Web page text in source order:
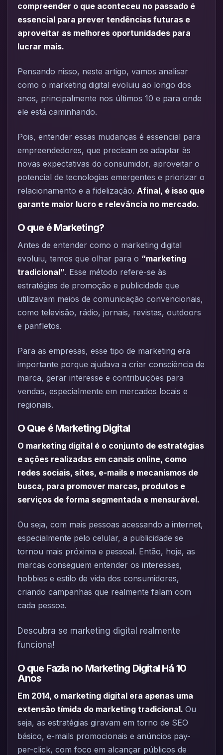
compreender o que aconteceu no passado é
essencial para prever tendências futuras e
aproveitar as melhores oportunidades para
lucrar mais.
Pensando nisso, neste artigo, vamos analisar
como o marketing digital evoluiu ao longo dos
anos, principalmente nos últimos 10 e para onde
ele está caminhando.
Pois, entender essas mudanças é essencial para
empreendedores, que precisam se adaptar às
novas expectativas do consumidor, aproveitar o
potencial de tecnologias emergentes e priorizar o
relacionamento e a fidelização. Afinal, é isso que
garante maior lucro e relevância no mercado.
O que é Marketing?
Antes de entender como o marketing digital
evoluiu, temos que olhar para o “marketing
tradicional”. Esse método refere-se às
estratégias de promoção e publicidade que
utilizavam meios de comunicação convencionais,
como televisão, rádio, jornais, revistas, outdoors
e panfletos.
Para as empresas, esse tipo de marketing era
importante porque ajudava a criar consciência de
marca, gerar interesse e contribuições para
vendas, especialmente em mercados locais e
regionais.
O Que é Marketing Digital
O marketing digital é o conjunto de estratégias
e ações realizadas em canais online, como
redes sociais, sites, e-mails e mecanismos de
busca, para promover marcas, produtos e
serviços de forma segmentada e mensurável.
Ou seja, com mais pessoas acessando a internet,
especialmente pelo celular, a publicidade se
tornou mais próxima e pessoal. Então, hoje, as
marcas conseguem entender os interesses,
hobbies e estilo de vida dos consumidores,
criando campanhas que realmente falam com
cada pessoa.
Descubra se marketing digital realmente
funciona!
O que Fazia no Marketing Digital Há 10
Anos
Em 2014, o marketing digital era apenas uma
extensão tímida do marketing tradicional. Ou
seja, as estratégias giravam em torno de SEO
básico, e-mails promocionais e anúncios pay-
per-click, com foco em alcançar públicos de